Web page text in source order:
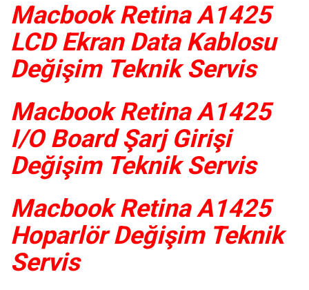
Macbook Retina A1425
LCD Ekran Data Kablosu
Değişim Teknik Servis
Macbook Retina A1425
I/O Board Şarj Girişi
Değişim Teknik Servis
Macbook Retina A1425
Hoparlör Değişim Teknik
Servis